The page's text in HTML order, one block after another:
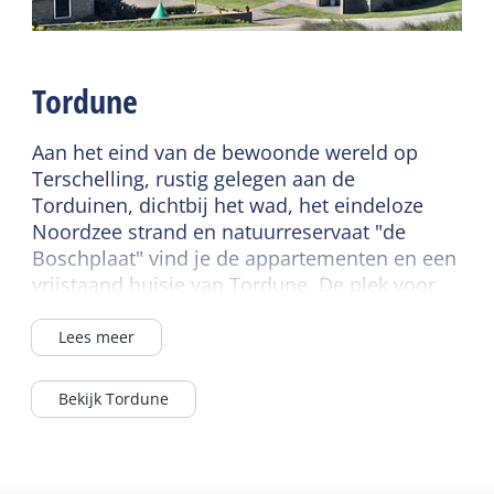
Tweede toilet
Tordune
Aan het eind van de bewoonde wereld op
Terschelling, rustig gelegen aan de
Torduinen, dichtbij het wad, het eindeloze
Noordzee strand en natuurreservaat "de
Boschplaat" vind je de appartementen en een
vrijstaand huisje van Tordune. De plek voor
Lees meer
Bekijk Tordune